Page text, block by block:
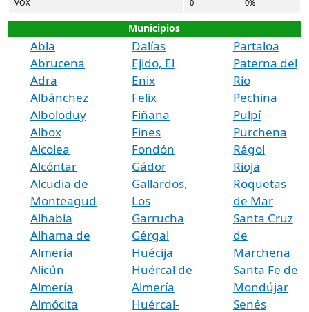
VOX 0 0%
Municipios
Abla
Abrucena
Adra
Albánchez
Alboloduy
Albox
Alcolea
Alcóntar
Alcudia de
Monteagud
Alhabia
Alhama de
Almería
Alicún
Almería
Almócita
Dalías
Ejido, El
Enix
Felix
Fiñana
Fines
Fondón
Gádor
Gallardos,
Los
Garrucha
Gérgal
Huécija
Huércal de
Almería
Huércal-
Partaloa
Paterna del
Río
Pechina
Pulpí
Purchena
Rágol
Rioja
Roquetas
de Mar
Santa Cruz
de
Marchena
Santa Fe de
Mondújar
Senés